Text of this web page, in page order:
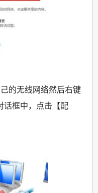
的无线网络然后右键
话框中，点击【配